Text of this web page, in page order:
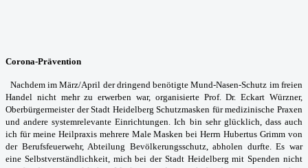
Corona-Prävention
Nachdem im März/April der dringend benötigte Mund-Nasen-Schutz im freien
Handel nicht mehr zu erwerben war, organisierte Prof. Dr. Eckart Würzner,
Oberbürgermeister der Stadt Heidelberg Schutzmasken für medizinische Praxen
und andere systemrelevante Einrichtungen. Ich bin sehr glücklich, dass auch
ich für meine Heilpraxis mehrere Male Masken bei Herrn Hubertus Grimm von
der Berufsfeuerwehr, Abteilung Bevölkerungsschutz, abholen durfte. Es war
eine Selbstverständlichkeit, mich bei der Stadt Heidelberg mit Spenden nicht